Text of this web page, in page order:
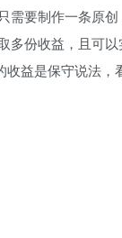
需要制作一条原
多份收益，且可
收益是保守说法，